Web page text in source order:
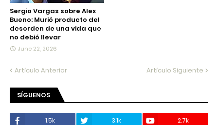
Sergio Vargas sobre Alex
Bueno: Murió producto del
desorden de una vida que
no debió llevar
June 22, 2026
Artículo Anterior Artículo Siguiente
SÍGUENOS
1.5k 3.1k
2.7k